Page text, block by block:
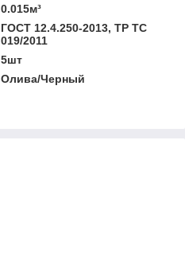
0.015м³
ГОСТ 12.4.250-2013, ТР ТС
019/2011
5шт
Олива/Черный